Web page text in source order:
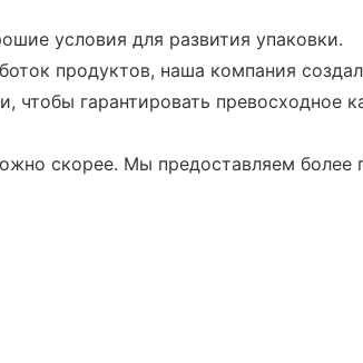
условия для развития упаковки.
продуктов, наша компания
чтобы гарантировать превосходное
скорее. Мы предоставляем более